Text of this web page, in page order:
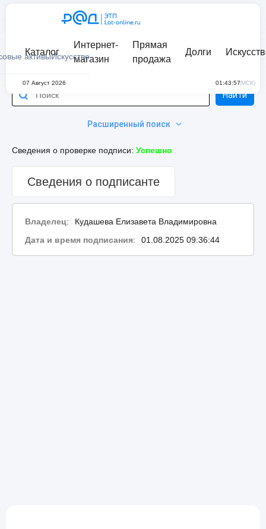
активыИскусство
Каталог
Интернет-
магазин
Прямая
продажа
Долги
07 Август 2026 01:43:57(МСК)
Расширенный поиск
Найти
Сведения о проверке подписи: Успешно
Сведения о подписанте
Владелец:
Кудашева Елизавета Владимировна
Дата и время подписания: 01.08.2025 09:36:44